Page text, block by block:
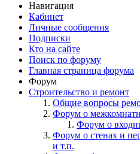
Навигация
Кабинет
Личные сообщения
Подписки
Кто на сайте
Поиск по форуму
Главная страница форума
Форум
Строительство и ремонт
Общие вопросы
Форум о
Форум о
Форум о стенах и
и т.п.